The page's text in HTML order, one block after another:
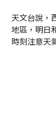
天文台說，
地區，明日
時刻注意天